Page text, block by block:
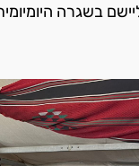
בשגרה